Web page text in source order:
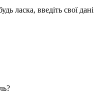
ласка, введіть свої дані